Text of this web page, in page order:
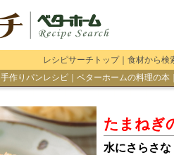
レシピサーチトップ｜ 食材から検
手作りパンレシピ
ベターホームの料理の本
たまねぎ
水にさらさ